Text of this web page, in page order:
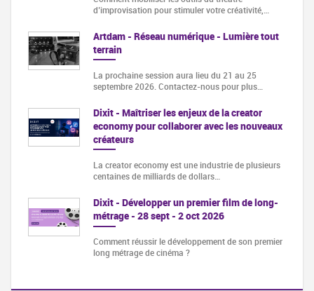
d’improvisation pour stimuler votre créativité,…
Artdam - Réseau numérique - Lumière tout
terrain
La prochaine session aura lieu du 21 au 25
septembre 2026. Contactez-nous pour plus…
Dixit - Maîtriser les enjeux de la creator
economy pour collaborer avec les nouveaux
créateurs
La creator economy est une industrie de plusieurs
centaines de milliards de dollars…
Dixit - Développer un premier film de long-
métrage - 28 sept - 2 oct 2026
Comment réussir le développement de son premier
long métrage de cinéma ?